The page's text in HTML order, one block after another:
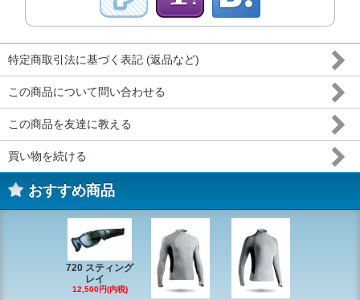
特定商取引法に基づく表記 (返品など)
この商品について問い合わせる
この商品を友達に教える
買い物を続ける
おすすめ商品
720 スティング
レイ
12,500円(内税)